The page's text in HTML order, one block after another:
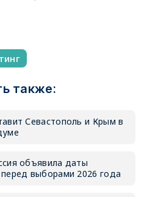
также:
Севастополь и Крым в
объявила даты
выборами 2026 года